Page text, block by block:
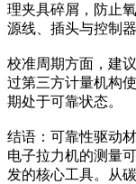
理夹具碎屑，防止
源线、插头与控制
校准周期方面，建
过第三方计量机构
期处于可靠状态。
结语：可靠性驱动
电子拉力机的测量
发的核心工具。从